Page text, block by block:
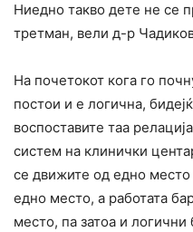
Ниедно такво дете не се
третман, вели д-р
На почетокот кога го
постои и е логична,
воспоставите таа
систем на клинички
се движите од едно
едно место, а работата
место, па затоа и